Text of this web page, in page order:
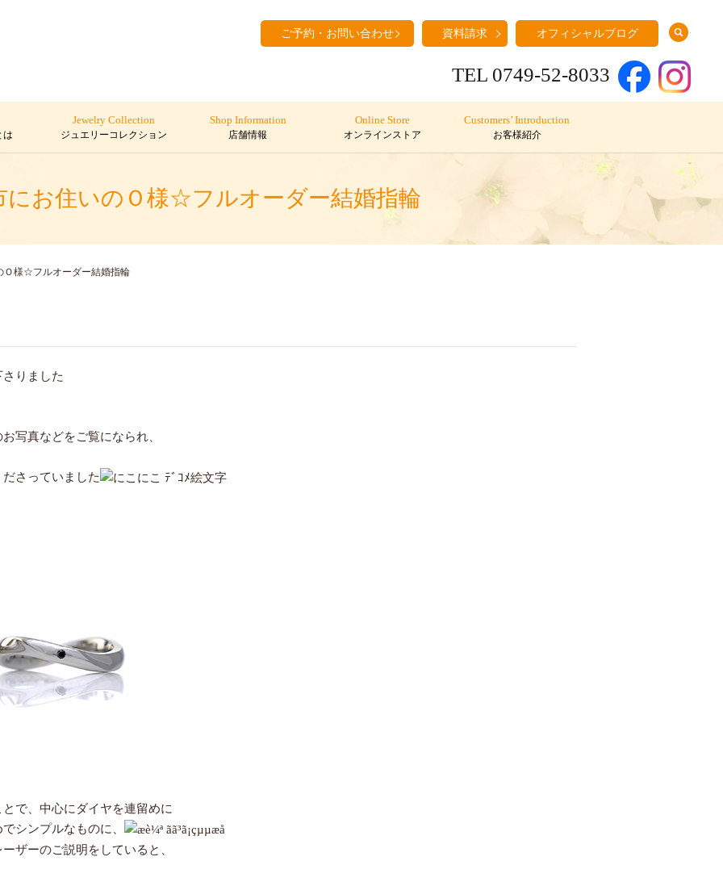
ご予約・お問い合わせ 資料請求 オフィシャルブログ
TEL 0749-52-8033
は
Jewelry Collection
ジュエリーコレクション
Shop Information
店舗情報
Online Store
オンラインストア
Customers’ Introduction
お客様紹介
にお住いのＯ様☆フルオーダー結婚指輪
Ｏ様☆フルオーダー結婚指輪
りました
写真などをご覧になられ、
さっていました
で、中心にダイヤを連留めに
シンプルなものに、
ザーのご説明をしていると、